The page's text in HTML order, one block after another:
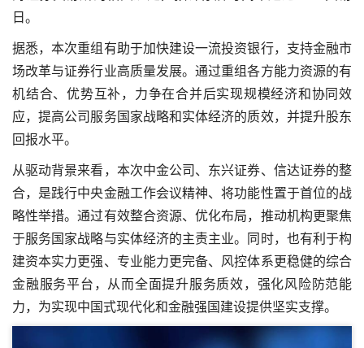
日。
据悉，本次重组有助于加快建设一流投资银行，支持金融市
场改革与证券行业高质量发展。通过重组各方能力资源的有
机结合、优势互补，力争在合并后实现规模经济和协同效
应，提高公司服务国家战略和实体经济的质效，并提升股东
回报水平。
从驱动背景来看，本次中金公司、东兴证券、信达证券的整
合，是践行中央金融工作会议精神、将功能性置于首位的战
略性举措。通过有效整合资源、优化布局，推动机构更聚焦
于服务国家战略与实体经济的主责主业。同时，也有利于构
建资本实力更强、专业能力更完备、风控体系更稳健的综合
金融服务平台，从而全面提升服务质效，强化风险防范能
力，为实现中国式现代化和金融强国建设提供坚实支撑。